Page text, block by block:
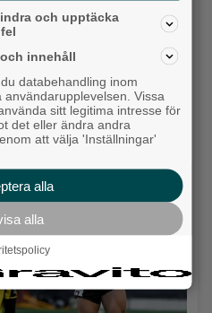
och grillade räkor
och upptäcka
innehåll
databehandling inom
Vissa
sitt legitima intresse för
det eller ändra andra
att välja 'Inställningar'
alla
alla